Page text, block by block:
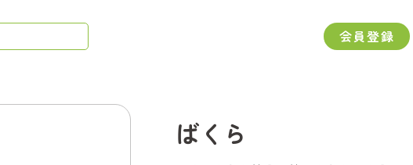
会員登録
ばくら